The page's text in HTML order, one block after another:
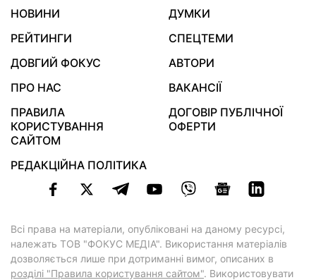
НОВИНИ
ДУМКИ
РЕЙТИНГИ
СПЕЦТЕМИ
ДОВГИЙ ФОКУС
АВТОРИ
ПРО НАС
ВАКАНСІЇ
ПРАВИЛА
КОРИСТУВАННЯ
САЙТОМ
ДОГОВІР ПУБЛІЧНОЇ
ОФЕРТИ
РЕДАКЦІЙНА ПОЛІТИКА
Всі права на матеріали, опубліковані на даному ресурсі,
належать ТОВ "ФОКУС МЕДІА". Використання матеріалів
дозволяється лише при дотриманні вимог, описаних в
розділі "Правила користування сайтом". Використовувати